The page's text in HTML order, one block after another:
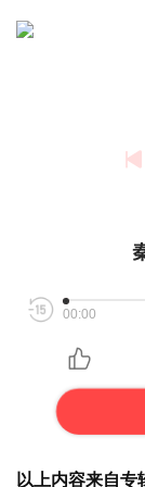
00:00
以上内容来自专